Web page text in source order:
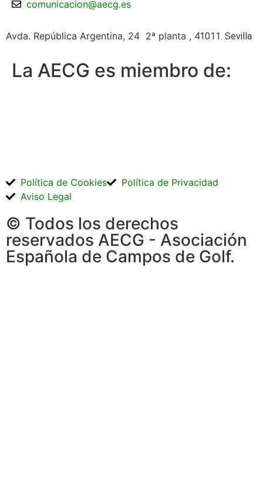
comunicacion@aecg.es
Avda. República Argentina, 24 2ª planta , 41011. Sevilla
La AECG es miembro de:
© Todos los derechos
reservados AECG - Asociación
Española de Campos de Golf.
Política de Cookies
Política de Privacidad
Aviso Legal